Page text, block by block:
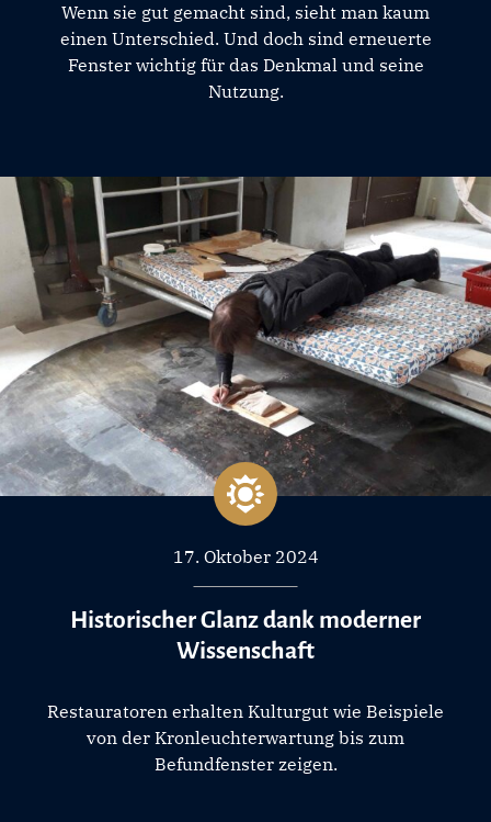
Wenn sie gut gemacht sind, sieht man kaum
einen Unterschied. Und doch sind erneuerte
Fenster wichtig für das Denkmal und seine
Nutzung.
17. Oktober 2024
Historischer Glanz dank moderner
Wissenschaft
Restauratoren erhalten Kulturgut wie Beispiele
von der Kronleuchterwartung bis zum
Befundfenster zeigen.